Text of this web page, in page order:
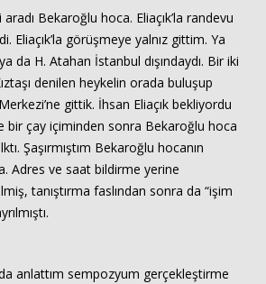
Bekaroğlu hoca. Eliaçık’la randevu
Eliaçık’la görüşmeye yalnız gittim. Ya
da H. Atahan İstanbul dışındaydı. Bir iki
denilen heykelin orada buluşup
gittik. İhsan Eliaçık bekliyordu
bir çay içiminden sonra Bekaroğlu hoca
Şaşırmıştım Bekaroğlu hocanın
Adres ve saat bildirme yerine
tanıştırma faslından sonra da “işim
da anlattım sempozyum gerçekleştirme